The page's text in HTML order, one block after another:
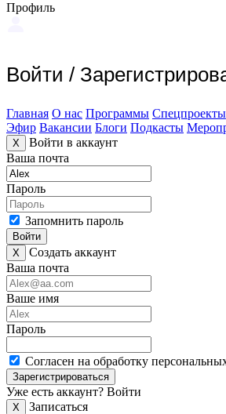
Профиль
Войти /
Главная О нас Программы Спецпроекты
Эфир Вакансии Блоги Подкасты
X
Войти в аккаунт
Ваша почта
Пароль
Запомнить пароль
Войти
X
Создать аккаунт
Ваша почта
Ваше имя
Пароль
Согласен на обработку
Зарегистрироваться
Уже есть аккаунт? Войти
X
Записаться